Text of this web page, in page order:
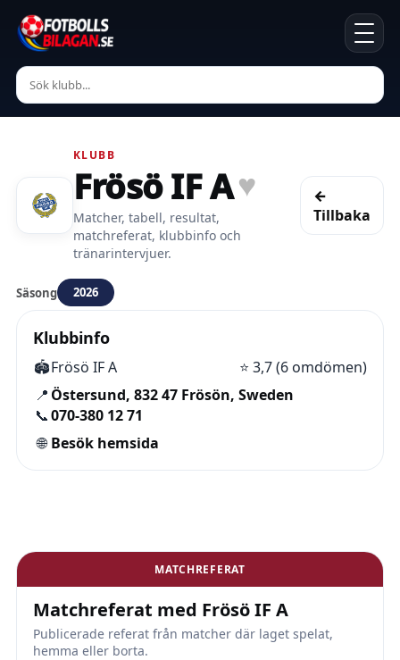
KLUBB
Frösö IF A♥
Matcher, tabell, resultat,
matchreferat, klubbinfo och
tränarintervjuer.
←
Tillbaka
Säsong 2026
Klubbinfo
🏟️Frösö IF A ⭐ 3,7 (6 omdömen)
📍 Östersund, 832 47 Frösön, Sweden
📞070-380 12 71
🌐 Besök hemsida
MATCHREFERAT
Matchreferat med Frösö IF A
Publicerade referat från matcher där laget spelat,
hemma eller borta.